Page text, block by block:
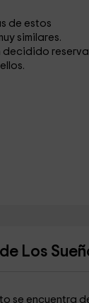
de estos
similares.
decidido
Los
se encuentra